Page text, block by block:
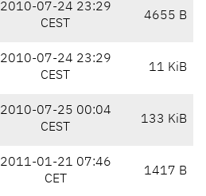
2010-07-24 23:29
CEST
4655 B
2010-07-24 23:29
CEST
11 KiB
2010-07-25 00:04
CEST
133 KiB
2011-01-21 07:46
CET
1417 B